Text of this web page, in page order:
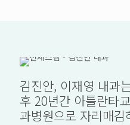
김진안, 이재영 내과
후 20년간 아틀란타
과병원으로 자리매김